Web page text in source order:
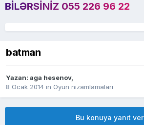
BILƏRSINIZ 055 226 96 22
batman
Yazan: aga hesenov,
8 Ocak 2014 in Oyun nizamlamaları
Bu konuya yanıt ver